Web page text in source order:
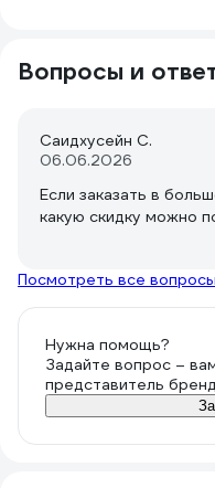
Вопросы и
Саидхусейн С.
06.06.2026
Если заказать в
какую скидку можно
Посмотреть все вопросы
Нужна помощь?
Задайте вопрос –
представитель